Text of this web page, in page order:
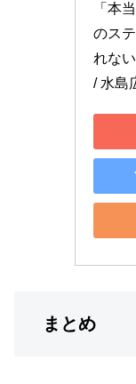
「本
のス
れな
/ 水島
まとめ